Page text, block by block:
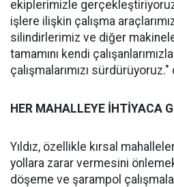
ekiplerimizle
işlere ilişkin çalışma
silindirlerimiz ve diğer
tamamını kendi
çalışmalarımızı
HER MAHALLEYE İHTİYACA
Yıldız, özellikle kırsal
yollara zarar vermesini
döşeme ve şarampol